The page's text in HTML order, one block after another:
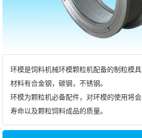
环模是饲料机械环模颗粒机配备的制粒模
材料有合金钢，碳钢，不锈钢。
环模为颗粒机必备配件，对环模的使用将
寿命以及颗粒饲料成品的质量。